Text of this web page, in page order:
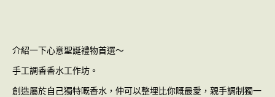
介紹一下心意聖誕禮物首選～
手工調香香水工作坊。
創造屬於自己獨特嘅香水，仲可以整埋比你嘅最愛，親手調制獨一